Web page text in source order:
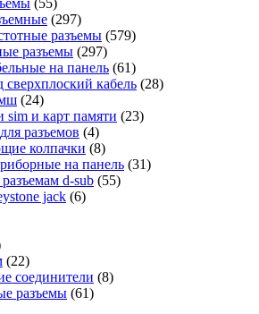
(297)
разъемы (579)
разъемы (297)
на панель (61)
сверхплоский кабель (28)
(24)
sim и карт памяти (23)
разъемов (4)
колпачки (8)
на панель (31)
d-sub (55)
jack (6)
(22)
соединители (8)
разъемы (61)